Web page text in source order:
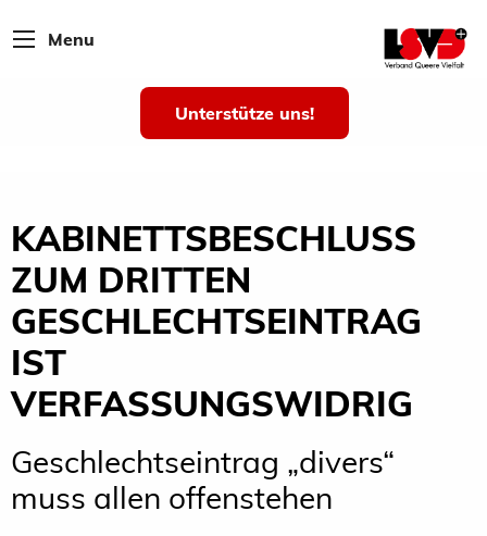
Menu
Unterstütze uns!
KABINETTSBESCHLUSS
ZUM DRITTEN
GESCHLECHTSEINTRAG
IST
VERFASSUNGSWIDRIG
Geschlechtseintrag „divers“
muss allen offenstehen